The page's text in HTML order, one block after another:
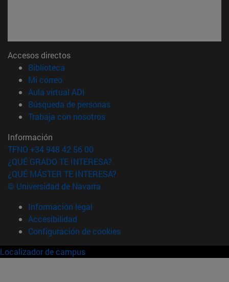
Accesos directos
Biblioteca
Mi correo(abre en nueva ventana)
Aula virtual ADI
Búsqueda de personas(abre en nueva ventana)
Trabaja con nosotros(abre en nueva ventana)
Información
TFNO +34 948 42 56 00
¿QUÉ GRADO TE INTERESA?
¿QUÉ MÁSTER TE INTERESA?
© Universidad de Navarra
Información legal
Accesibilidad
Configuración de cookies
Localizador de campus